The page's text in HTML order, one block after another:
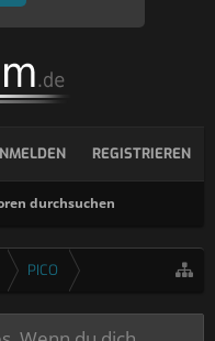
durchsuchen
REGISTRIEREN
PICO